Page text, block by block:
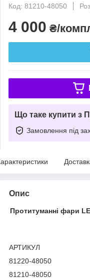
Код: 81210-48050
4 000 ₴/
Що таке купити з
Замовлення під
Опис
Протитуманні фари
АРТИКУЛ
81220-48050
81210-48050